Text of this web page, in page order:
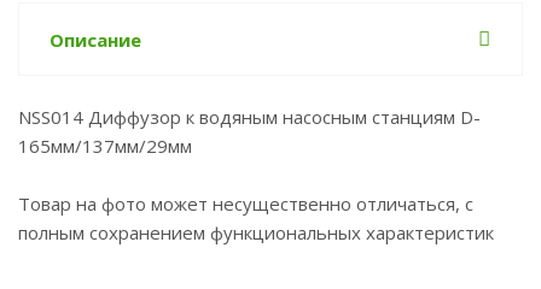
Описание
NSS014 Диффузор к водяным насосным станциям D-
165мм/137мм/29мм
Товар на фото может несущественно отличаться, с
полным сохранением функциональных характеристик